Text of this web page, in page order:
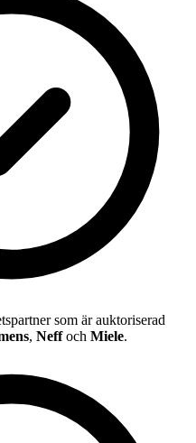
som är auktoriserad
, Neffoch Miele.